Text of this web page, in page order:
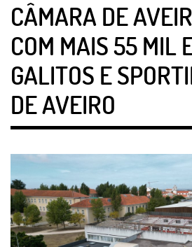
CÂMARA DE
COM MAIS 55 MIL
GALITOS E
DE AVEIRO